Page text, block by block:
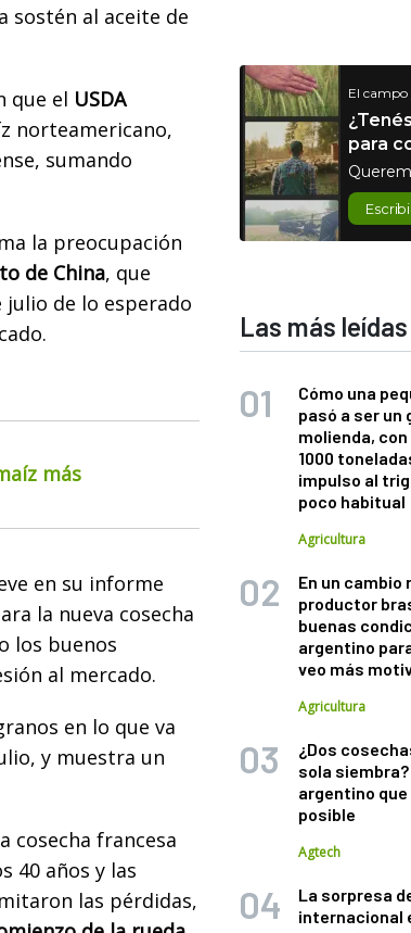
sostén al aceite de
que el USDA
norteamericano,
sumando
la preocupación
de China, que
de lo esperado
más
en su informe
la nueva cosecha
los buenos
al mercado.
en lo que va
y muestra un
cosecha francesa
40 años y las
las pérdidas,
El campo
para
Las más leídas
Cómo una
pasó a ser un
molienda,
1000
impulso al
poco habitual
Agricultura
En un cambio
productor
buenas
argentino
veo más
Agricultura
¿Dos
sola
argentino
posible
Agtech
La sorpresa
internacional